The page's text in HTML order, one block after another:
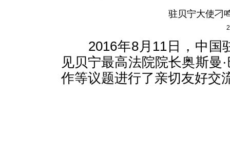
驻贝宁大使刁
2016年8月11日，中国
见贝宁最高法院院长奥斯曼
作等议题进行了亲切友好交